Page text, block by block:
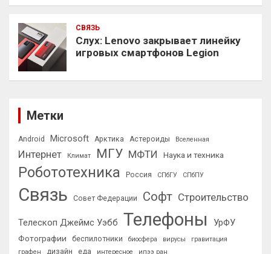
СВЯЗЬ
Слух: Lenovo закрывает линейку
игровых смартфонов Legion
Метки
Android Microsoft Арктика Астероиды Вселенная
Интернет Климат МГУ МФТИ Наука и техника
Робототехника Россия СПбГУ СПбПУ
Связь Совет Федерации Софт Строительство
Телескоп Джеймс Уэбб Телефоны УрФУ
Фотографии беспилотники биосфера вирусы
гравитация
графен
дизайн еда интересное ипээ ран